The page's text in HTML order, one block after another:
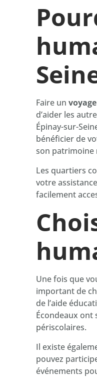
Faire un
d’aider les
Épinay-sur-
bénéficier de
son patrimoine
Les quartiers
votre
facilement
Une fois que
important de
de l’aide
Écondeaux ont
périscolaires.
Il existe
pouvez
événements